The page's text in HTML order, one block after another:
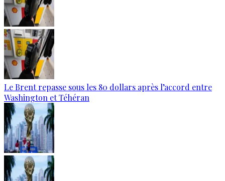
Le Brent repasse sous les 80 dollars après l’accord entre
Washington et Téhéran